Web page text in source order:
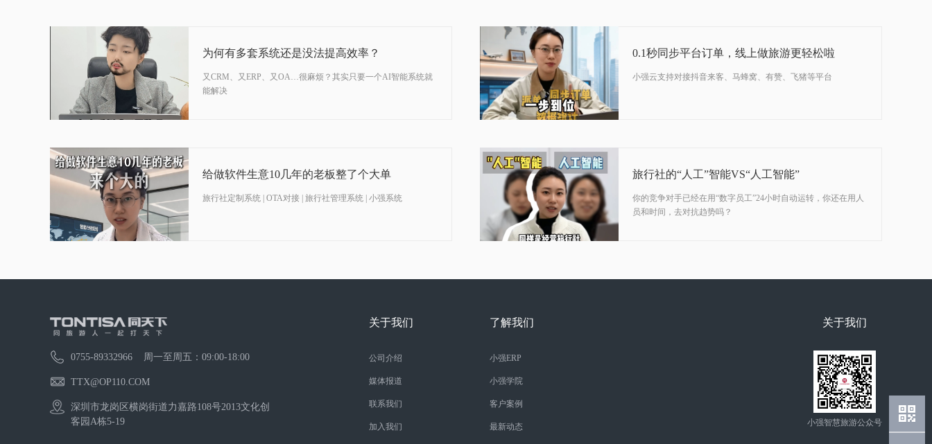
为何有多套系统还是没法提高效率？
又CRM、又ERP、又OA…很麻烦？其实只要一个AI智能系统就
能解决
0.1秒同步平台订单，线上做旅游更轻松啦
小强云支持对接抖音来客、马蜂窝、有赞、飞猪等平台
07-07
2026
给做软件生意10几年的老板整了个大单
旅行社定制系统 | OTA对接 | 旅行社管理系统 | 小强系统
03-23
2026
旅行社的“人工”智能VS“人工智能”
你的竞争对手已经在用“数字员工”24小时自动运转，你还在用人
员和时间，去对抗趋势吗？
0755-89332966 周一至周五：09:00-18:00
TTX@OP110.COM
深圳市龙岗区横岗街道力嘉路108号2013文化创
客园A栋5-19
关于我们
公司介绍
媒体报道
联系我们
加入我们
了解我们
小强ERP
小强学院
客户案例
最新动态
关于我们
小强智慧旅游公众号